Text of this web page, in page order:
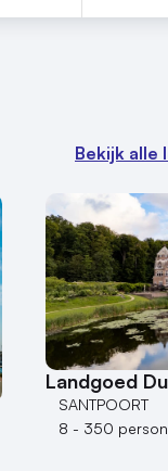
Bekijk alle
Landgoed
SANTPOORT
8 - 350